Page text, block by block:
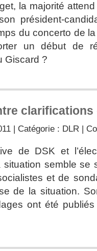
la majorité
président-
du concerto de
un début de
Giscard ?
| Catégorie : DLR |
de DSK et
semble se
et de
de la situation.
ont été